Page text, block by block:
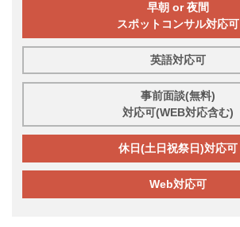
早朝 or 夜間
スポットコンサル対応可
英語対応可
事前面談(無料)
対応可(WEB対応含む)
休日(土日祝祭日)対応可
Web対応可